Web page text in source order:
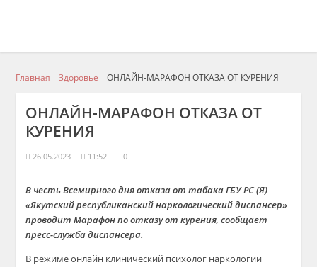
Главная Здоровье ОНЛАЙН-МАРАФОН ОТКАЗА ОТ КУРЕНИЯ
ОНЛАЙН-МАРАФОН ОТКАЗА ОТ
КУРЕНИЯ
26.05.2023 11:52 0
В честьВсемирного дня отказа от табака ГБУ РС (Я)
«Якутский республиканский наркологический диспансер»
проводит Марафон по отказу от курения, сообщает
пресс-служба диспансера.
В режиме онлайн клинический психолог наркологии